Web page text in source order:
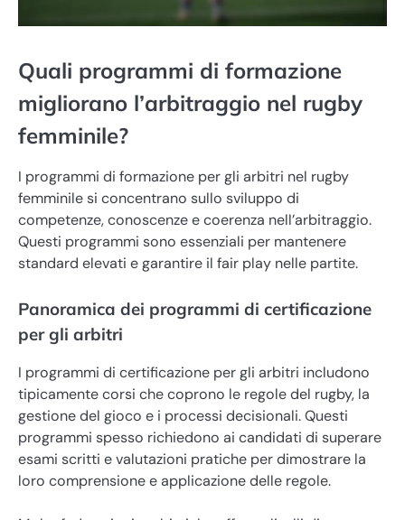
Quali programmi di formazione
migliorano l’arbitraggio nel rugby
femminile?
I programmi di formazione per gli arbitri nel rugby
femminile si concentrano sullo sviluppo di
competenze, conoscenze e coerenza nell’arbitraggio.
Questi programmi sono essenziali per mantenere
standard elevati e garantire il fair play nelle partite.
Panoramica dei programmi di certificazione
per gli arbitri
I programmi di certificazione per gli arbitri includono
tipicamente corsi che coprono le regole del rugby, la
gestione del gioco e i processi decisionali. Questi
programmi spesso richiedono ai candidati di superare
esami scritti e valutazioni pratiche per dimostrare la
loro comprensione e applicazione delle regole.